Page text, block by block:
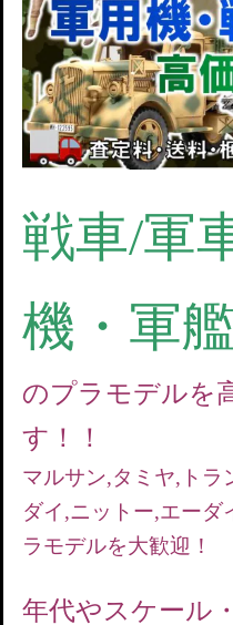
戦車/軍
機・軍艦
のプラモデルを
す！！
マルサン,タミヤ,トラ
ダイ,ニットー,エーダ
ラモデルを大歓迎！
年代やスケール